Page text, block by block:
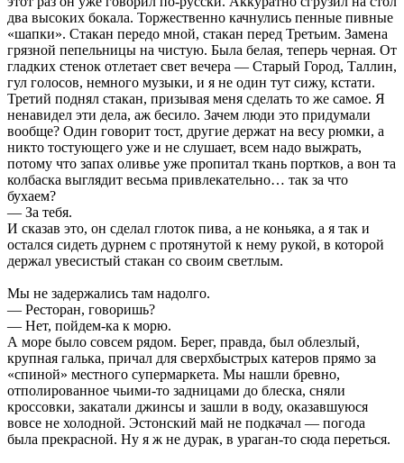
два высоких бокала. Торжественно качнулись пенные пивные
«шапки». Стакан передо мной, стакан перед Третьим. Замена
грязной пепельницы на чистую. Была белая, теперь черная. От
гладких стенок отлетает свет вечера — Старый Город, Таллин,
гул голосов, немного музыки, и я не один тут сижу, кстати.
Третий поднял стакан, призывая меня сделать то же самое. Я
ненавидел эти дела, аж бесило. Зачем люди это придумали
вообще? Один говорит тост, другие держат на весу рюмки, а
никто тостующего уже и не слушает, всем надо выжрать,
потому что запах оливье уже пропитал ткань портков, а вон та
колбаска выглядит весьма привлекательно… так за что
бухаем?
— За тебя.
И сказав это, он сделал глоток пива, а не коньяка, а я так и
остался сидеть дурнем с протянутой к нему рукой, в которой
держал увесистый стакан со своим светлым.
Мы не задержались там надолго.
— Ресторан, говоришь?
— Нет, пойдем-ка к морю.
А море было совсем рядом. Берег, правда, был облезлый,
крупная галька, причал для сверхбыстрых катеров прямо за
«спиной» местного супермаркета. Мы нашли бревно,
отполированное чьими-то задницами до блеска, сняли
кроссовки, закатали джинсы и зашли в воду, оказавшуюся
вовсе не холодной. Эстонский май не подкачал — погода
была прекрасной. Ну я ж не дурак, в ураган-то сюда переться.